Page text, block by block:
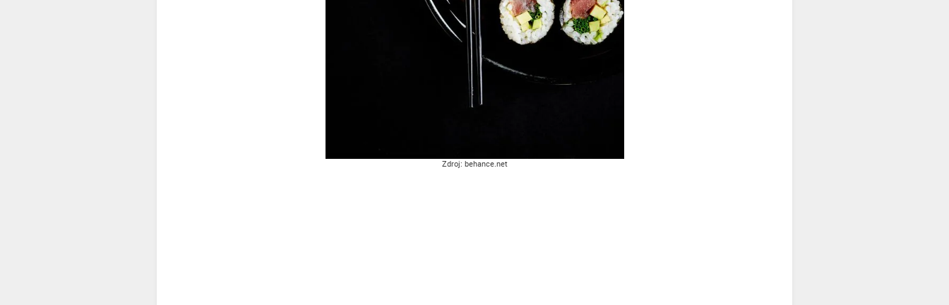
Zdroj: behance.net